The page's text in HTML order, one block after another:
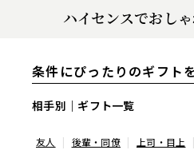
ハイセンスでおし
条件にぴったりのギフト
相手別｜ギフト一覧
友人 後輩・同僚 上司・目上